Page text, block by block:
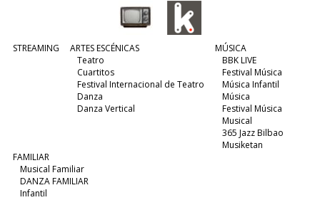
STREAMING
ARTES ESCÉNICAS
Teatro
Cuartitos
Festival Internacional de Teatro
Danza
Danza Vertical
MÚSICA
BBK LIVE
Festival Música
Música Infantil
Música
Festival Música
Musical
365 Jazz Bilbao
Musiketan
FAMILIAR
Musical Familiar
DANZA FAMILIAR
Infantil